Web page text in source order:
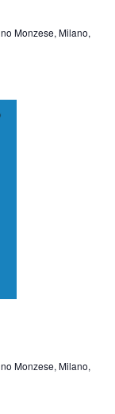
Monzese, Milano,
Monzese, Milano,